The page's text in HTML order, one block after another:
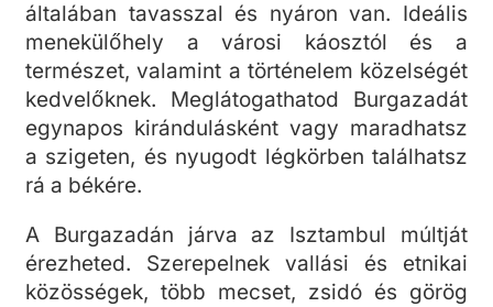
általában tavasszal és nyáron van. Ideális
menekülőhely a városi káosztól és a
természet, valamint a történelem közelségét
kedvelőknek. Meglátogathatod Burgazadát
egynapos kirándulásként vagy maradhatsz
a szigeten, és nyugodt légkörben találhatsz
rá a békére.
A Burgazadán járva az Isztambul múltját
érezheted. Szerepelnek vallási és etnikai
közösségek, több mecset, zsidó és görög